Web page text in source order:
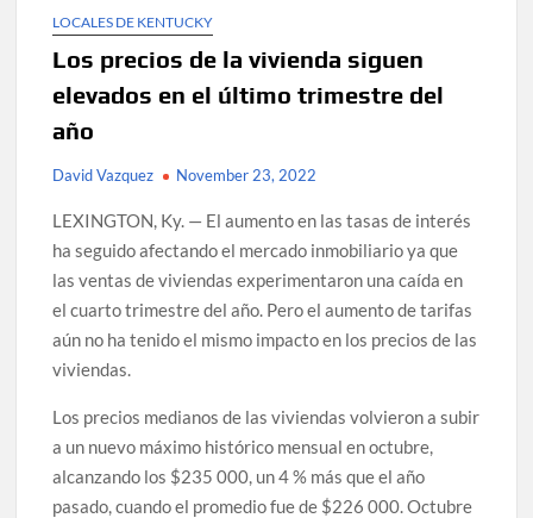
LOCALES DE KENTUCKY
Los precios de la vivienda siguen
elevados en el último trimestre del
año
David Vazquez November 23, 2022
LEXINGTON, Ky. — El aumento en las tasas de interés
ha seguido afectando el mercado inmobiliario ya que
las ventas de viviendas experimentaron una caída en
el cuarto trimestre del año. Pero el aumento de tarifas
aún no ha tenido el mismo impacto en los precios de las
viviendas.
Los precios medianos de las viviendas volvieron a subir
a un nuevo máximo histórico mensual en octubre,
alcanzando los $235 000, un 4 % más que el año
pasado, cuando el promedio fue de $226 000. Octubre